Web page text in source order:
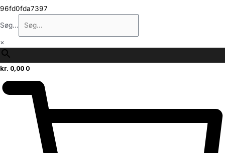
Søg...
×
kr. 0,00 0